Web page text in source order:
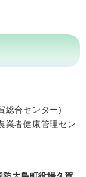
総合センター)
者健康管理セン